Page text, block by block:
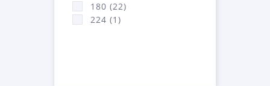
180 (22)
224 (1)